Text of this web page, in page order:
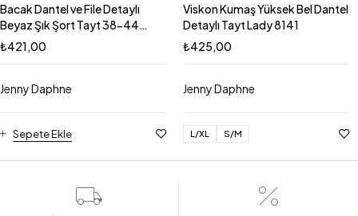
Bacak Dantel ve File Detaylı
Beyaz Şık Şort Tayt 38-44
Beden Arası Şık Kadın Tayt
8097b
₺421,00
Jenny Daphne
Sepete Ekle
Viskon Kumaş Yüksek Bel Dantel
Detaylı Tayt Lady 8141
₺425,00
Jenny Daphne
L/XL S/M